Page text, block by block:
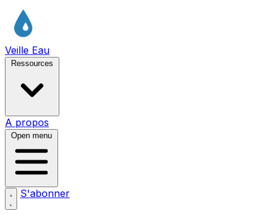
Veille Eau
Ressources
A propos
Open menu
S'abonner